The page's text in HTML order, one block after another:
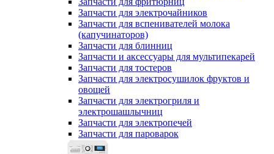
Запчасти для электрочайников
Запчасти для вспенивателей молока
(капучинаторов)
Запчасти для блинниц
Запчасти и аксессуары для мультипекарей
Запчасти для тостеров
Запчасти для электросушилок фруктов и
овощей
Запчасти для электрогриля и
электрошашлычниц
Запчасти для электропечей
Запчасти для пароварок